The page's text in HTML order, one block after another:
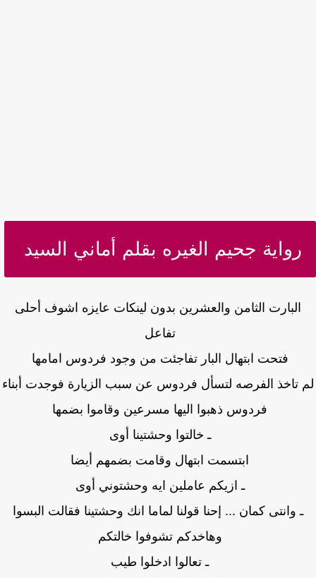
رواية جحيم الغيره بقلم أماني السيد
البارت الثامن والعشرين بدون لينكات عايزه اشوف أحلى
تفاعل
فتحت ابتهال البار تفاجئت من وجود فردوس امامها
تاخذ الفرصه لتسأل فردوس عن سبب الزيارة فوجدت أبناء
فردوس ذهبوا اليها مسرعين وقاموا بضمها
ـ خالتوا وحشتينا أوى
ابتسمت ابتهال وقامت بضمهم أيضا
ـ ازيكم عاملين ايه وحشتوني أوى
ـ وانتى كمان ... إحنا قولنا لماما انك وحشتينا فقالت البسوا
وهاخدكم تشوفوا خالتكم
ـ تعالوا ادخلوا طيب